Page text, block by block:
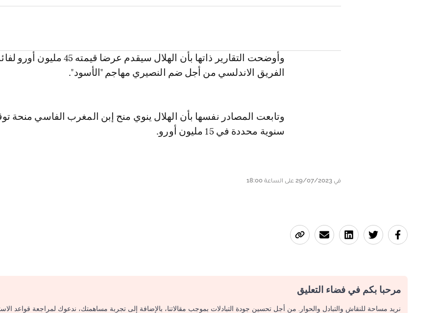
وأوضحت التقارير ذاتها بأن الهلال سيقدم عرضا قيمته 45 مليون
الفريق الاندلسي من أجل ضم النصيري مهاجم "الأسود".
وتابعت المصادر نفسها بأن الهلال ينوي منح إبن المغرب الفاسي منحة
سنوية محددة في 15 مليون أورو.
في 29/07/2023 على الساعة 18:00
مرحبا بكم في فضاء التعليق
نريد مساحة للنقاش والتبادل والحوار. من أجل تحسين جودة التبادلات بموجب مقالاتنا، بالإضافة إلى تجربة مساهمتك، ندعوك لمراجعة قواعد